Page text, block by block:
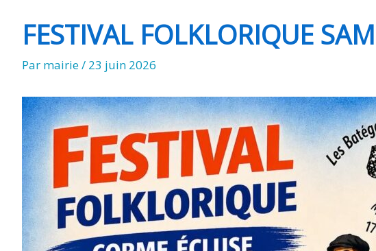
FESTIVAL FOLKLORIQUE
Par mairie/ 23 juin 2026